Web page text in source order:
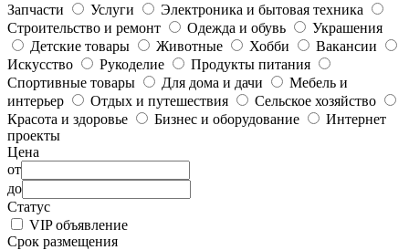
Запчасти
Услуги
Электроника и бытовая техника
Строительство и ремонт
Одежда и обувь
Украшения
Детские товары
Животные Хобби
Вакансии
Искусство
Рукоделие
Продукты питания
Спортивные товары
Для дома и дачи
Мебель и
интерьер
Отдых и путешествия
Сельское хозяйство
Красота и здоровье
Бизнес и оборудование
Интернет
проекты
Цена
от
до
Статус
VIP объявление
Срок размещения